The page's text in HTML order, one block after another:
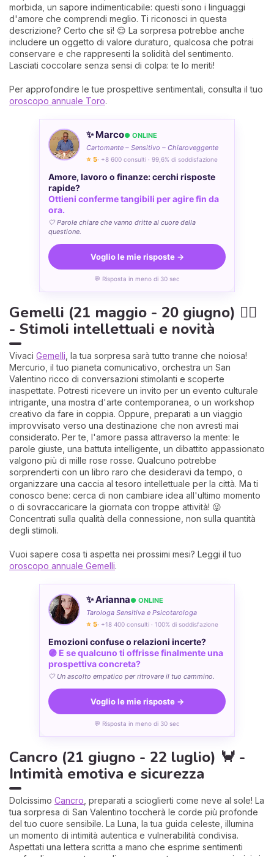
morbida, un sapore indimenticabile: questi sono i linguaggi
d'amore che comprendi meglio. Ti riconosci in questa
descrizione? Certo che sì! 😌 La sorpresa potrebbe anche
includere un oggetto di valore duraturo, qualcosa che potrai
conservare e che rappresenti la solidità del sentimento.
Lasciati coccolare senza sensi di colpa: te lo meriti!
Per approfondire le tue prospettive sentimentali, consulta il tuo
oroscopo annuale Toro.
✨ Marco● ONLINE
Cartomante – Sensitivo – Chiaroveggente
⭐ 5· +8 600 consulti · 99,6% di soddisfazione
Amore, lavoro o finanze: cerchi risposte
rapide?
Ottieni conferme tangibili per agire fin da
ora.
🤍 Parole chiare che vanno dritte al cuore della
questione.
Voglio le mie risposte →
💬 Risposta in meno di 30 sec
Gemelli (21 maggio - 20 giugno) 👯‍♀️
- Stimoli intellettuali e novità
Vivaci Gemelli , la tua sorpresa sarà tutto tranne che noiosa!
Mercurio, il tuo pianeta comunicativo, orchestra un San
Valentino ricco di conversazioni stimolanti e scoperte
inaspettate. Potresti ricevere un invito per un evento culturale
intrigante, una mostra d'arte contemporanea, o un workshop
creativo da fare in coppia. Oppure, preparati a un viaggio
improvvisato verso una destinazione che non avresti mai
considerato. Per te, l'amore passa attraverso la mente: le
parole giuste, una battuta intelligente, un dibattito appassionato
valgono più di mille rose rosse. Qualcuno potrebbe
sorprenderti con un libro raro che desideravi da tempo, o
organizzare una caccia al tesoro intellettuale per la città. Ma ti
conosco bene: cerca di non cambiare idea all'ultimo momento
o di sovraccaricare la giornata con troppe attività! 😜
Concentrati sulla qualità della connessione, non sulla quantità
degli stimoli.
Vuoi sapere cosa ti aspetta nei prossimi mesi? Leggi il tuo
oroscopo annuale Gemelli.
✨ Arianna● ONLINE
Tarologa Sensitiva e Psicotarologa
⭐ 5· +18 400 consulti · 100% di soddisfazione
Emozioni confuse o relazioni incerte?
🟣 E se qualcuno ti offrisse finalmente una
prospettiva concreta?
🤍 Un ascolto empatico per ritrovare il tuo cammino.
Voglio le mie risposte →
💬 Risposta in meno di 30 sec
Cancro (21 giugno - 22 luglio) 🦀 -
Intimità emotiva e sicurezza
Dolcissimo Cancro , preparati a scioglierti come neve al sole! La
tua sorpresa di San Valentino toccherà le corde più profonde
del tuo cuore sensibile. La Luna, la tua guida celeste, illumina
un momento di intimità autentica e vulnerabilità condivisa.
Aspettati una lettera scritta a mano che esprime sentimenti